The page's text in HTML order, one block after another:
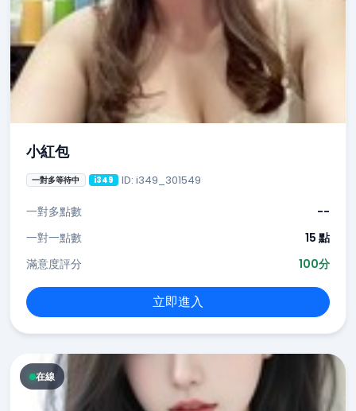
小紅包
一對多等待中 i349 ID: i349_301549
一對多點數
--
一對一點數
15 點
滿意度評分
100分
立即進入
在線